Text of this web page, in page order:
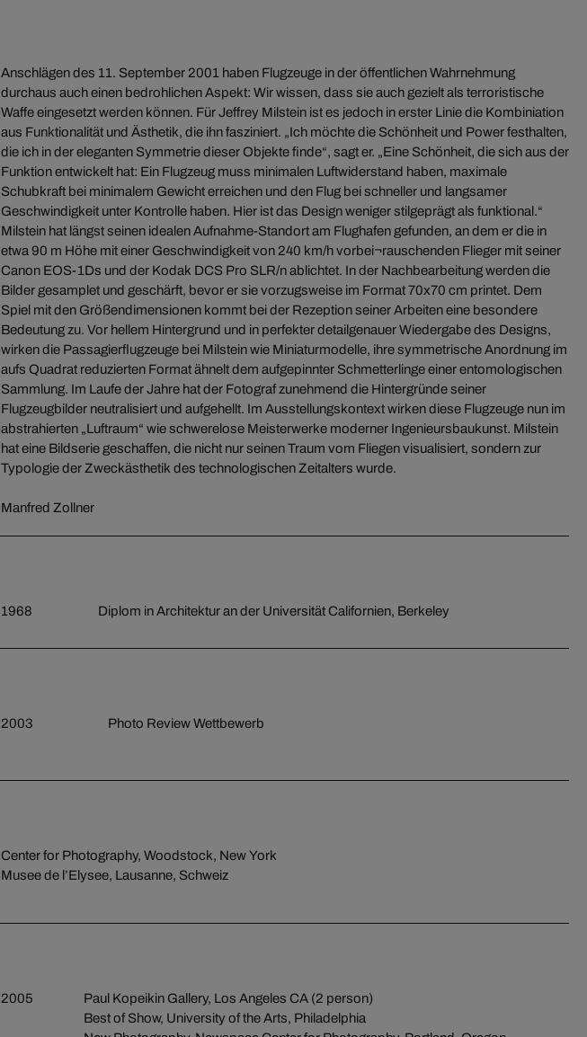
Anschlägen des 11. September 2001 haben Flugzeuge in der öffentlichen Wahrnehmung
durchaus auch einen bedrohlichen Aspekt: Wir wissen, dass sie auch gezielt als terroristische
Waffe eingesetzt werden können. Für Jeffrey Milstein ist es jedoch in erster Linie die Kombiniation
aus Funktionalität und Ästhetik, die ihn fasziniert. „Ich möchte die Schönheit und Power festhalten,
die ich in der eleganten Symmetrie dieser Objekte finde“, sagt er. „Eine Schönheit, die sich aus der
Funktion entwickelt hat: Ein Flugzeug muss minimalen Luftwiderstand haben, maximale
Schubkraft bei minimalem Gewicht erreichen und den Flug bei schneller und langsamer
Typologie der Zweckästhetik des technologischen Zeitalters wurde.
Manfred Zollner
1968 Diplom in Architektur an der Universität Californien, Berkeley
2003 Photo Review Wettbewerb
Center for Photography, Woodstock, New York
Musee de l’Elysee, Lausanne, Schweiz
2005
Paul Kopeikin Gallery, Los Angeles CA (2 person)
Best of Show, University of the Arts, Philadelphia